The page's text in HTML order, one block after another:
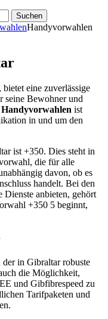
Handyvorwahlen
eine zuverlässige
seine Bewohner und
Handyvorwahlen ist
in und um den
ist +350. Dies steht in
die für alle
davon, ob es
handelt. Bei den
anbieten, gehört
+350 5 beginnt,
in Gibraltar robuste
die Möglichkeit,
und Gibfibrespeed zu
Tarifpaketen und